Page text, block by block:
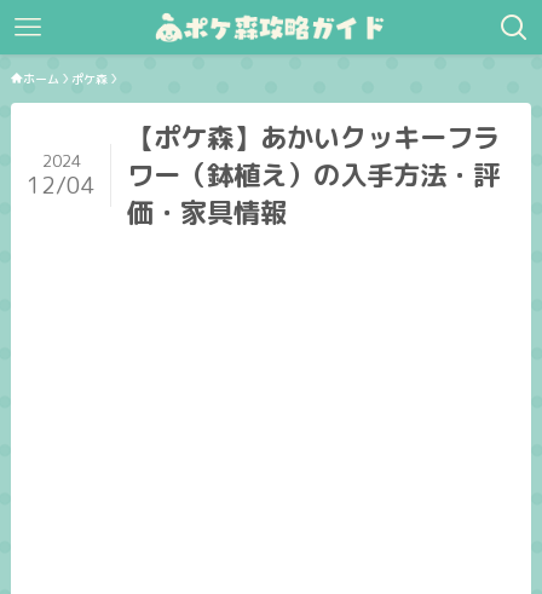
ホーム ポケ森
【ポケ森】あかいクッキーフラ
ワー（鉢植え）の入手方法・評
価・家具情報
2024
12/04